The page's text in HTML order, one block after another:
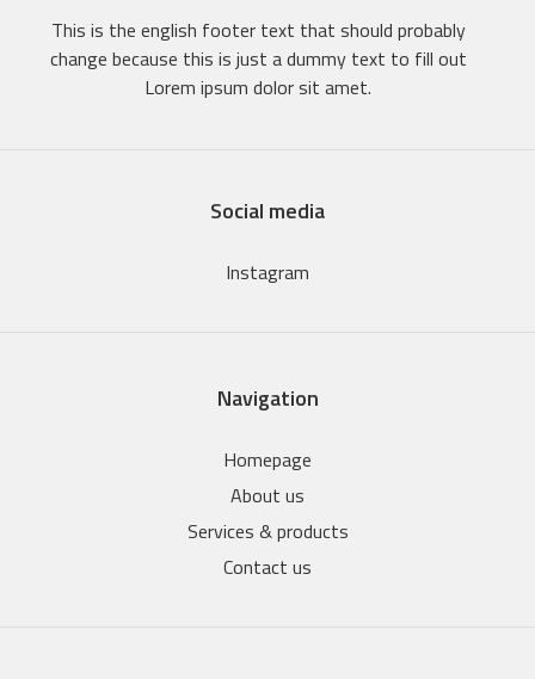
This is the english footer text that should probably
change because this is just a dummy text to fill out
Lorem ipsum dolor sit amet.
Social media
Instagram
Navigation
Homepage
About us
Services & products
Contact us